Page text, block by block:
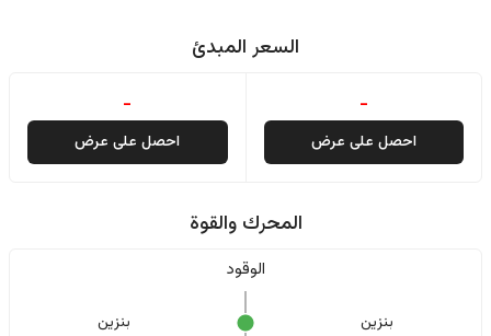
السعر المبدئ
-
احصل على عرض
-
احصل على عرض
المحرك والقوة
الوقود
بنزين بنزين